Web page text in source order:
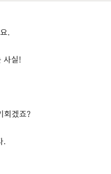
.
사실!
회겠죠?
.